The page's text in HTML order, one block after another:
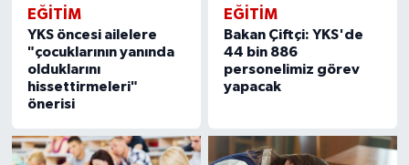
EĞITIM
YKS öncesi ailelere
"çocuklarının yanında
olduklarını
hissettirmeleri"
önerisi
EĞITIM
Bakan Çiftçi: YKS'de
44 bin 886
personelimiz görev
yapacak